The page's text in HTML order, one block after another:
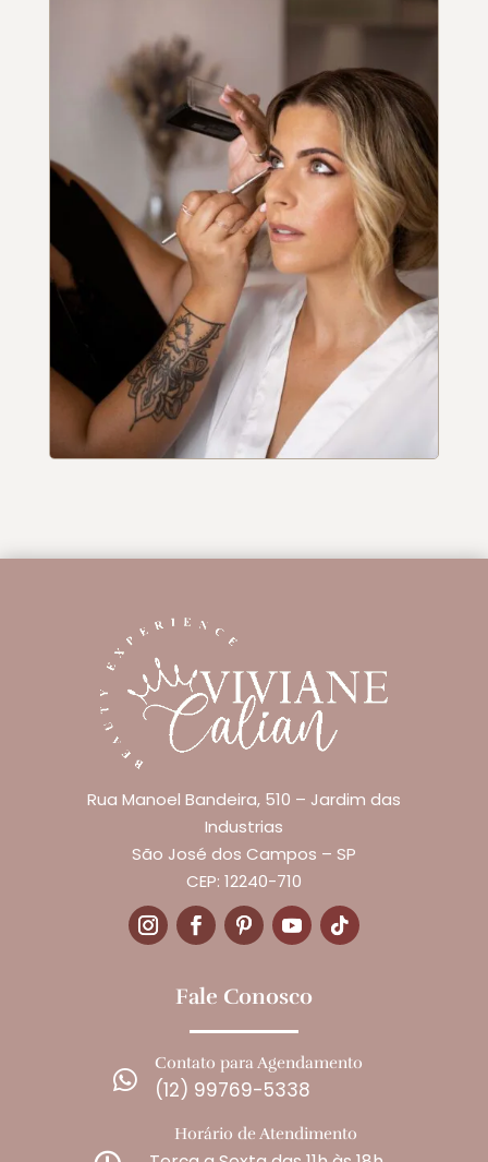
Rua Manoel Bandeira, 510 – Jardim das
Industrias
São José dos Campos – SP
CEP: 12240-710
Fale Conosco

Contato para Agendamento
(12) 99769-5338
Horário de Atendimento